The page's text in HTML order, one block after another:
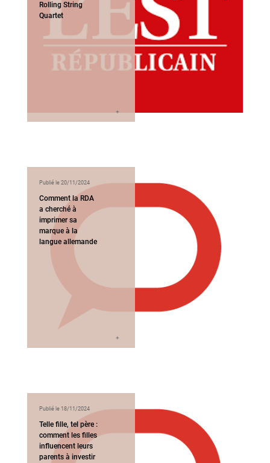
Rolling String
Quartet
Publié le 20/11/2024
Comment la RDA
a cherché à
imprimer sa
marque à la
langue allemande
Publié le 18/11/2024
Telle fille, tel père :
comment les filles
influencent leurs
parents à investir